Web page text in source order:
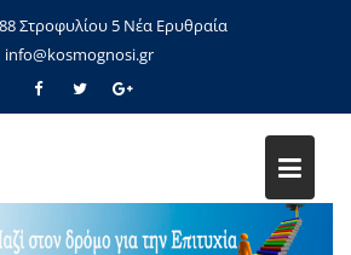
Στροφυλίου 5 Νέα Ερυθραία
info@kosmognosi.gr